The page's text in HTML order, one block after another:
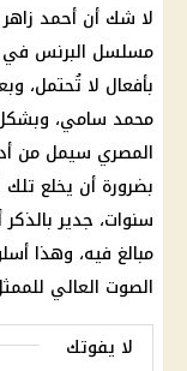
لا شك أن أحمد زاهر
بأفعال لا تُحتمل،
محمد سامي، وبشكل
المصري سيمل من
بضرورة أن يخلع
سنوات، جدير
مبالغ فيه، وهذا
الصوت العالي
لا يفوتك